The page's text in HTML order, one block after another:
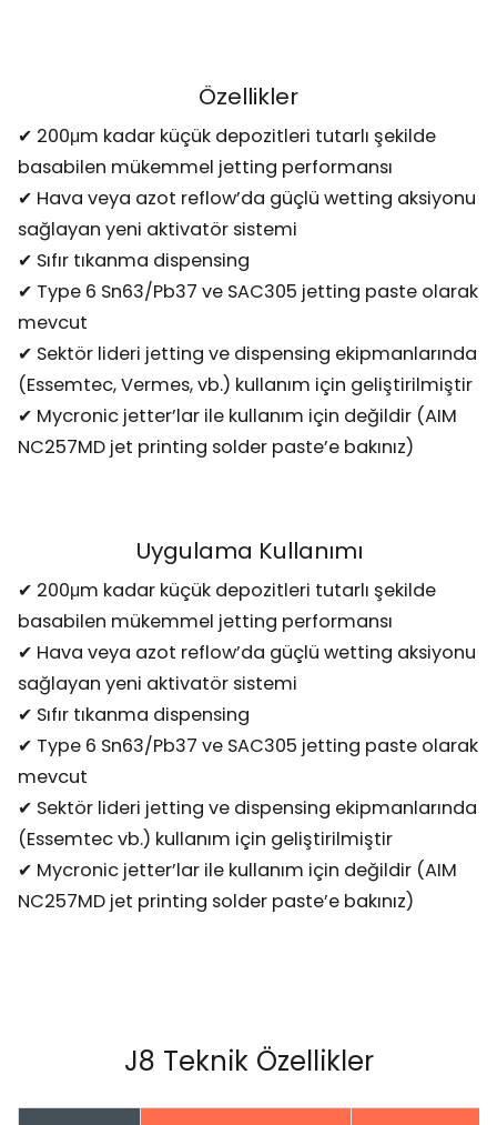
Özellikler
✔ 200μm kadar küçük depozitleri tutarlı şekilde
basabilen mükemmel jetting performansı
✔ Hava veya azot reflow’da güçlü wetting aksiyonu
sağlayan yeni aktivatör sistemi
✔ Sıfır tıkanma dispensing
✔ Type 6 Sn63/Pb37 ve SAC305 jetting paste olarak
mevcut
✔ Sektör lideri jetting ve dispensing ekipmanlarında
(Essemtec, Vermes, vb.) kullanım için geliştirilmiştir
✔ Mycronic jetter’lar ile kullanım için değildir (AIM
NC257MD jet printing solder paste’e bakınız)
Uygulama Kullanımı
✔ 200μm kadar küçük depozitleri tutarlı şekilde
basabilen mükemmel jetting performansı
✔ Hava veya azot reflow’da güçlü wetting aksiyonu
sağlayan yeni aktivatör sistemi
✔ Sıfır tıkanma dispensing
✔ Type 6 Sn63/Pb37 ve SAC305 jetting paste olarak
mevcut
✔ Sektör lideri jetting ve dispensing ekipmanlarında
(Essemtec vb.) kullanım için geliştirilmiştir
✔ Mycronic jetter’lar ile kullanım için değildir (AIM
NC257MD jet printing solder paste’e bakınız)
J8 Teknik Özellikler